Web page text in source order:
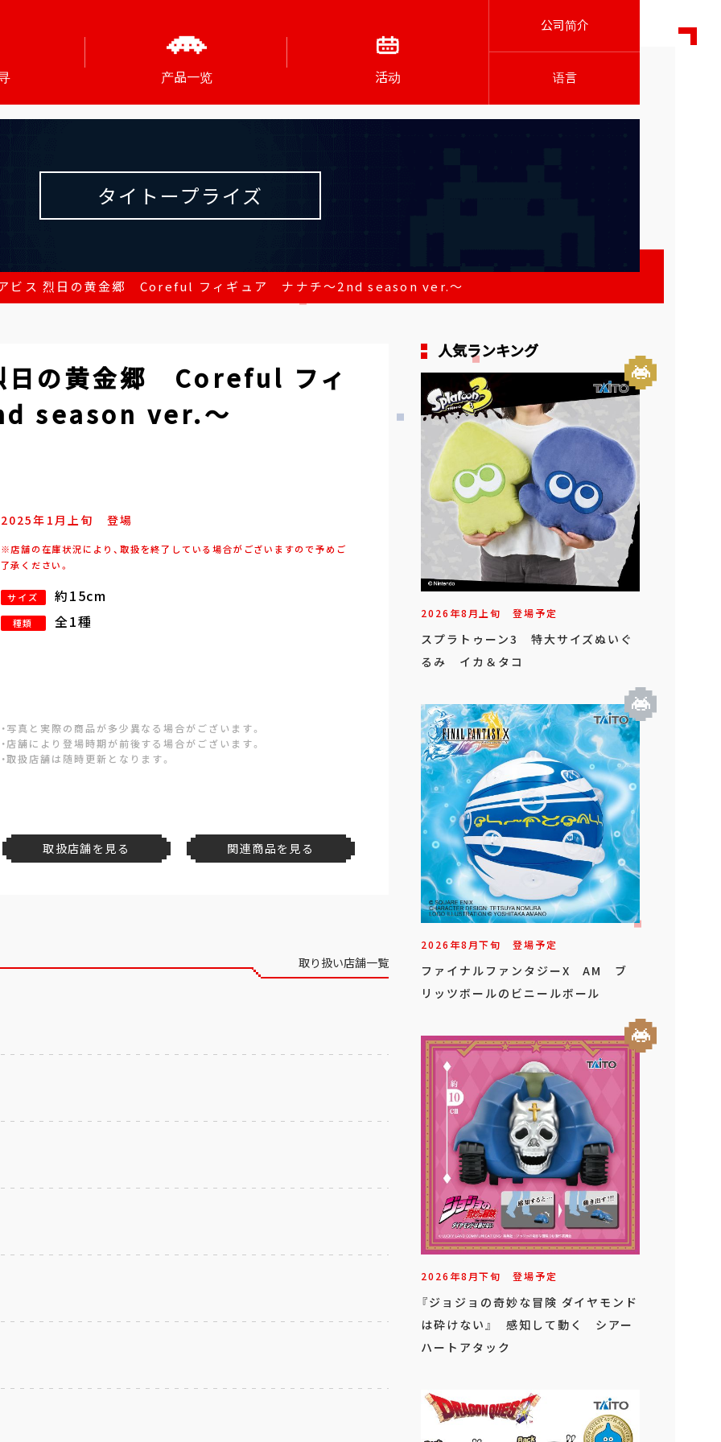
产品一览 活动
公司简介
语言
タイトープライズ
ビス 烈日の黄金郷 Coreful フィギュア ナナチ～2nd season ver.～
日の黄金郷 Coreful フィ
season ver.～
2025年 1月上旬 登場
※店舗の在庫状況により、取扱を終了している場合がございますので予めご
了承ください。
サイズ 約15cm
種類 全1種
・写真と実際の商品が多少異なる場合がございます。
・店舗により登場時期が前後する場合がございます。
・取扱店舗は随時更新となります。
取扱店舗を見る 関連商品を見る
取り扱い店舗一覧
人気ランキング
2026年8月上旬 登場予定
スプラトゥーン3 特大サイズぬいぐ
るみ イカ＆タコ
2026年8月下旬 登場予定
ファイナルファンタジーX AM ブ
リッツボールのビニールボール
2026年8月下旬 登場予定
『ジョジョの奇妙な冒険 ダイヤモンド
は砕けない』 感知して動く シアー
ハートアタック